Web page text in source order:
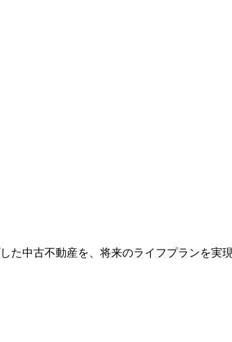
た中古不動産を、将来のライフプランを実